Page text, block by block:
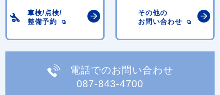
車検/点検/
整備予約
その他の
お問い合わせ
電話でのお問い合わせ
087-843-4700